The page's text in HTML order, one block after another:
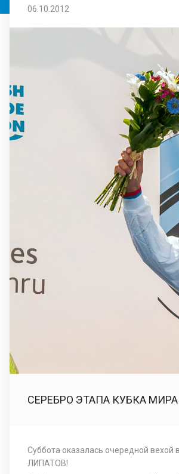
06.10.2012
СЕРЕБРО ЭТАПА КУБКА МИРА -
Суббота оказалась очередной
ЛИПАТОВ!